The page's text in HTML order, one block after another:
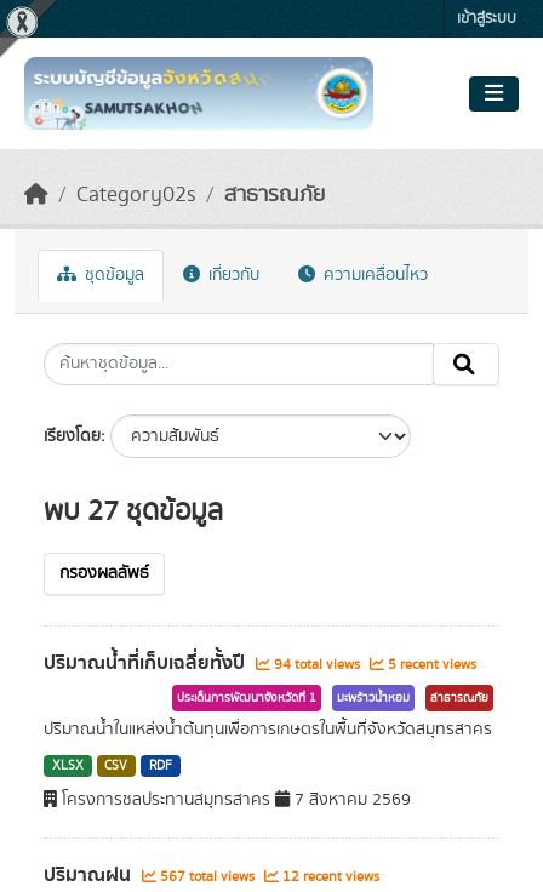
Skip to main content เข้าสู่ระบบ
Category02s สาธารณภัย
ชุดข้อมูล เกี่ยวกับ ความเคลื่อนไหว
เรียงโดย
พบ 27 ชุดข้อมูล
กรองผลลัพธ์
ปริมาณน้ำที่เก็บเฉลี่ยทั้งปี 94 total views 5 recent views
ประเด็นการพัฒนาจังหวัดที่ 1 มะพร้าวน้ำหอม สาธารณภัย
ปริมาณน้ำในแหล่งน้ำต้นทุนเพื่อการเกษตรในพื้นที่จังหวัดสมุทรสาคร
XLSX CSV RDF
โครงการชลประทานสมุทรสาคร 7 สิงหาคม 2569
ปริมาณฝน 567 total views 12 recent views